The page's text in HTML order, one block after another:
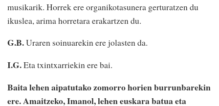
musikarik. Horrek ere organikotasunera gerturatzen du
ikuslea, arima horretara erakartzen du.
G.B.Uraren soinuarekin ere jolasten da.
I.G.Eta txintxarriekin ere bai.
Baita lehen aipatutako zomorro horien burrunbarekin
ere. Amaitzeko, Imanol, lehen euskara batua eta